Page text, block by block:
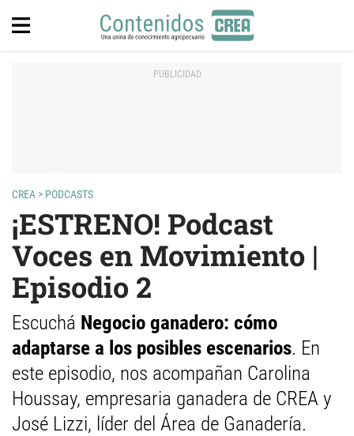
CREA > PODCASTS
¡ESTRENO! Podcast
Voces en Movimiento |
Episodio 2
Escuchá Negocio ganadero: cómo
adaptarse a los posibles escenarios. En
este episodio, nos acompañan Carolina
Houssay, empresaria ganadera de CREA y
José Lizzi, líder del Área de Ganadería.